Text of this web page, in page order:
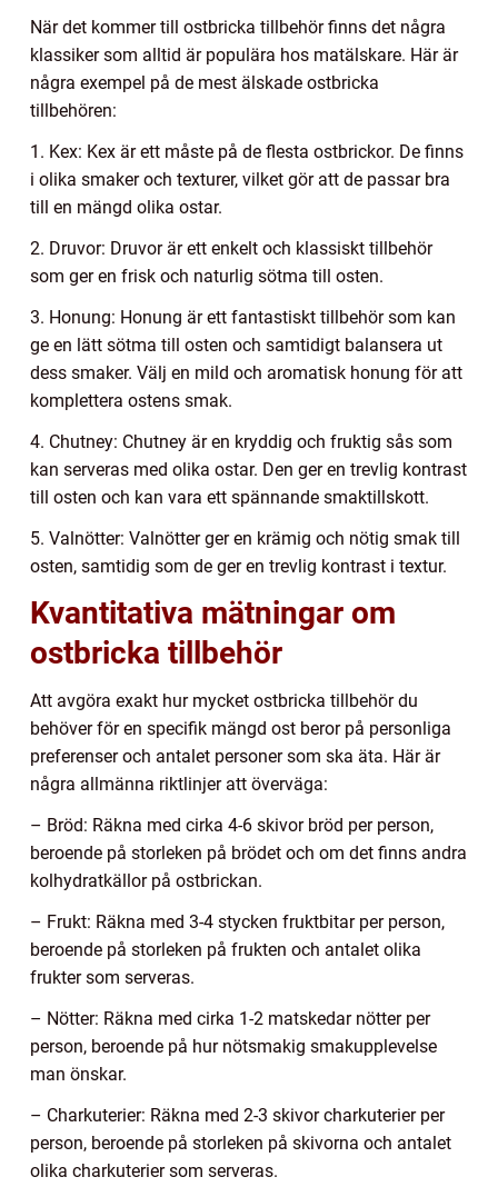
När det kommer till ostbricka tillbehör finns det några
klassiker som alltid är populära hos matälskare. Här är
några exempel på de mest älskade ostbricka
tillbehören:
1. Kex: Kex är ett måste på de flesta ostbrickor. De finns
i olika smaker och texturer, vilket gör att de passar bra
till en mängd olika ostar.
2. Druvor: Druvor är ett enkelt och klassiskt tillbehör
som ger en frisk och naturlig sötma till osten.
3. Honung: Honung är ett fantastiskt tillbehör som kan
ge en lätt sötma till osten och samtidigt balansera ut
dess smaker. Välj en mild och aromatisk honung för att
komplettera ostens smak.
4. Chutney: Chutney är en kryddig och fruktig sås som
kan serveras med olika ostar. Den ger en trevlig kontrast
till osten och kan vara ett spännande smaktillskott.
5. Valnötter: Valnötter ger en krämig och nötig smak till
osten, samtidig som de ger en trevlig kontrast i textur.
Kvantitativa mätningar om
ostbricka tillbehör
Att avgöra exakt hur mycket ostbricka tillbehör du
behöver för en specifik mängd ost beror på personliga
preferenser och antalet personer som ska äta. Här är
några allmänna riktlinjer att överväga:
– Bröd: Räkna med cirka 4-6 skivor bröd per person,
beroende på storleken på brödet och om det finns andra
kolhydratkällor på ostbrickan.
– Frukt: Räkna med 3-4 stycken fruktbitar per person,
beroende på storleken på frukten och antalet olika
frukter som serveras.
– Nötter: Räkna med cirka 1-2 matskedar nötter per
person, beroende på hur nötsmakig smakupplevelse
man önskar.
– Charkuterier: Räkna med 2-3 skivor charkuterier per
person, beroende på storleken på skivorna och antalet
olika charkuterier som serveras.